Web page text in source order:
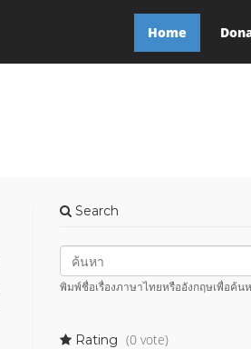
Home
Search
พิมพ์ชื่อเรื่องภาษาไทยหรืออังกฤษเพื่อค้น
Rating (0 vote)